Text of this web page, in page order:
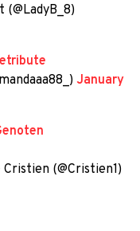
January
(@Cristien1)